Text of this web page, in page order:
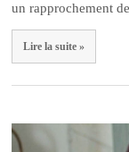
un rapprochement
Lire la suite »